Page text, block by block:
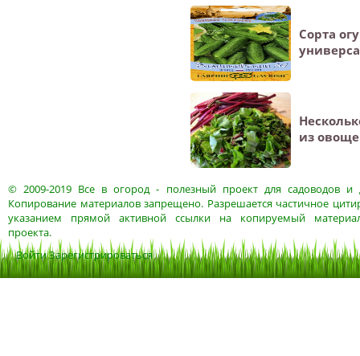
Сорта
из
© 2009-2019 Все в огород- полезный проект для садоводов и
Копирование материалов запрещено. Разрешается частичное
указанием прямой активной ссылки на копируемый
проекта.
ВойтиЗарегистрироваться